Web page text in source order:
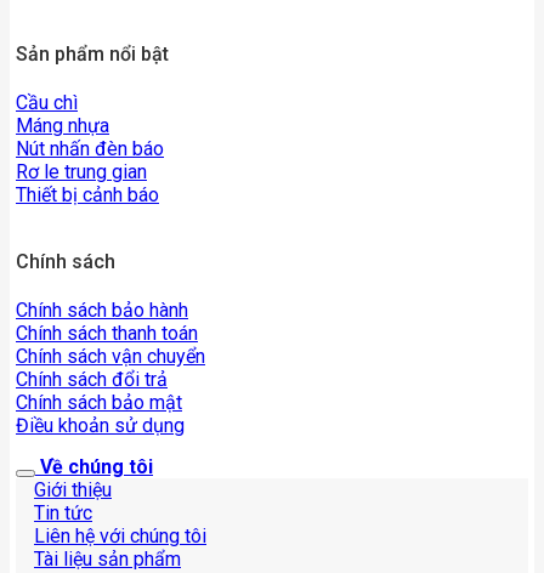
Sản phẩm nổi bật
Cầu chì
Máng nhựa
Nút nhấn đèn báo
Rơ le trung gian
Thiết bị cảnh báo
Chính sách
Chính sách bảo hành
Chính sách thanh toán
Chính sách vận chuyển
Chính sách đổi trả
Chính sách bảo mật
Điều khoản sử dụng
Về chúng tôi
Giới thiệu
Tin tức
Liên hệ với chúng tôi
Tài liệu sản phẩm